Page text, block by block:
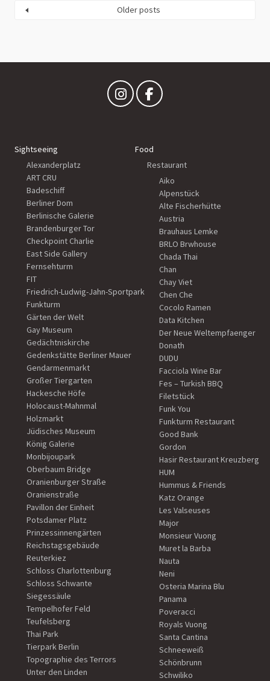
Older posts
Sightseeing
Alexanderplatz
ART CRU
Badeschiff
Berliner Dom
Berlinische Galerie
Brandenburger Tor
Checkpoint Charlie
East Side Gallery
Fernsehturm
FIT
Friedrich-Ludwig-Jahn-Sportpark
Funkturm
Gärten der Welt
Gay Museum
Gedächtniskirche
Gedenkstätte Berliner Mauer
Gendarmenmarkt
Großer Tiergarten
Hackesche Höfe
Holocaust-Mahnmal
Holzmarkt
Jüdisches Museum
König Galerie
Monbijoupark
Oberbaum Bridge
Oranienburger Straße
Oranienstraße
Pavillon der Einheit
Potsdamer Platz
Prinzessinnengärten
Reichstagsgebäude
Reuterkiez
Schloss Charlottenburg
Schloss Schwante
Siegessäule
Tempelhofer Feld
Teufelsberg
Thai Park
Tierpark Berlin
Topographie des Terrors
Unter den Linden
Food
Restaurant
Aiko
Alpenstück
Alte Fischerhütte
Austria
Brauhaus Lemke
BRLO Brwhouse
Chada Thai
Chan
Chay Viet
Chen Che
Cocolo Ramen
Data Kitchen
Der Neue Weltempfaenger
Donath
DUDU
Facciola Wine Bar
Fes – Turkish BBQ
Filetstück
Funk You
Funkturm Restaurant
Good Bank
Gordon
Hasir Restaurant Kreuzberg
HUM
Hummus & Friends
Katz Orange
Les Valseuses
Major
Monsieur Vuong
Muret la Barba
Nauta
Neni
Osteria Marina Blu
Panama
Poveracci
Royals Vuong
Santa Cantina
Schneeweiß
Schönbrunn
Schwiliko